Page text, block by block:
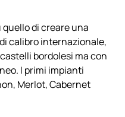
quello di creare una
calibro internazionale,
bordolesi ma con
I primi impianti
Merlot, Cabernet